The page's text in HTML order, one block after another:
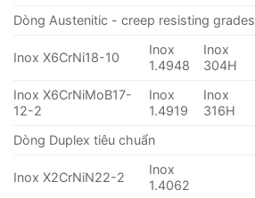
Dòng Austenitic - creep resisting grades
Inox X6CrNi18-10
Inox
1.4948
Inox
304H
Inox X6CrNiMoB17-
12-2
Inox
1.4919
Inox
316H
Dòng Duplex tiêu chuẩn
Inox X2CrNiN22-2
Inox
1.4062